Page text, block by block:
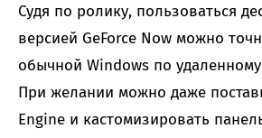
Судя по ролику, пользоваться
версией GeForce Now можно
обычной Windows по
При желании можно даже
Engine и кастомизировать